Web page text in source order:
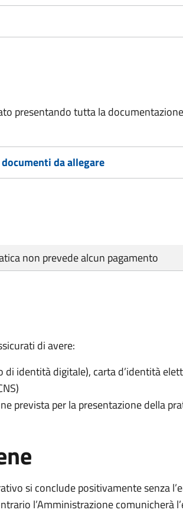
presentando tutta la
da allegare
non prevede alcun pagamento
di avere:
di identità digitale), carta d’identità
prevista per la presentazione della
si conclude positivamente senza
l’Amministrazione comunicherà